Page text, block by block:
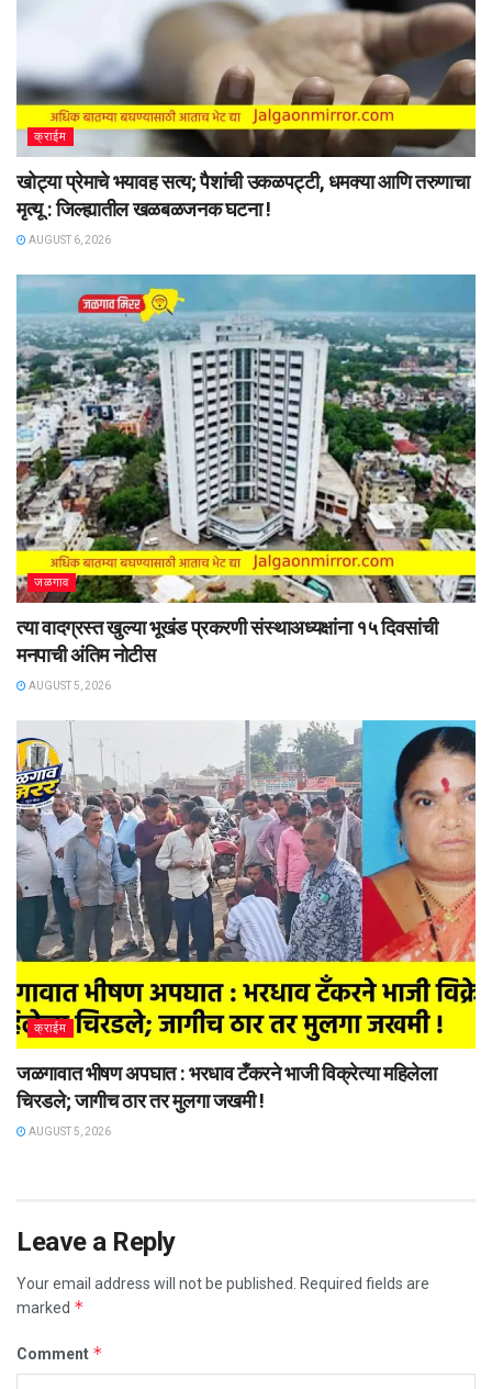
क्राईम
खोट्या प्रेमाचे भयावह सत्य; पैशांची उकळपट्टी, धमक्या आणि तरुणाचा
मृत्यू : जिल्ह्यातील खळबळजनक घटना !
AUGUST 6, 2026
जळगाव
त्या वादग्रस्त खुल्या भूखंड प्रकरणी संस्थाअध्यक्षांना १५ दिवसांची
मनपाची अंतिम नोटीस
AUGUST 5, 2026
क्राईम
जळगावात भीषण अपघात : भरधाव टँकरने भाजी विक्रेत्या महिलेला
चिरडले; जागीच ठार तर मुलगा जखमी !
AUGUST 5, 2026
Leave a Reply
Your email address will not be published.
Required fields are
marked *
Comment *